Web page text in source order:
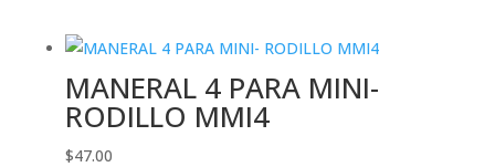
MANERAL 4 PARA MINI-
RODILLO MMI4
$47.00